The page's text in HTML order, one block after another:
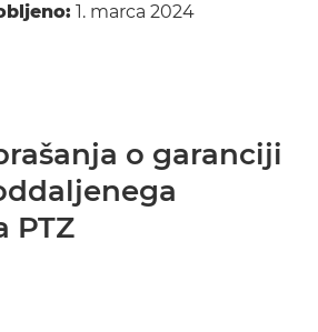
1. marca 2024
o garanciji
PTZ